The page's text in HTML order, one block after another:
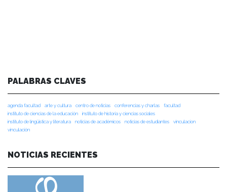
PALABRAS CLAVES
agenda facultad arte y cultura centro de noticias conferencias y charlas
facultad
instituto de ciencias de la educación
instituto de historia y ciencias sociales
instituto de lingüística y literatura
noticias de académicos noticias de estudiantes
vinculacion
vinculación
NOTICIAS RECIENTES